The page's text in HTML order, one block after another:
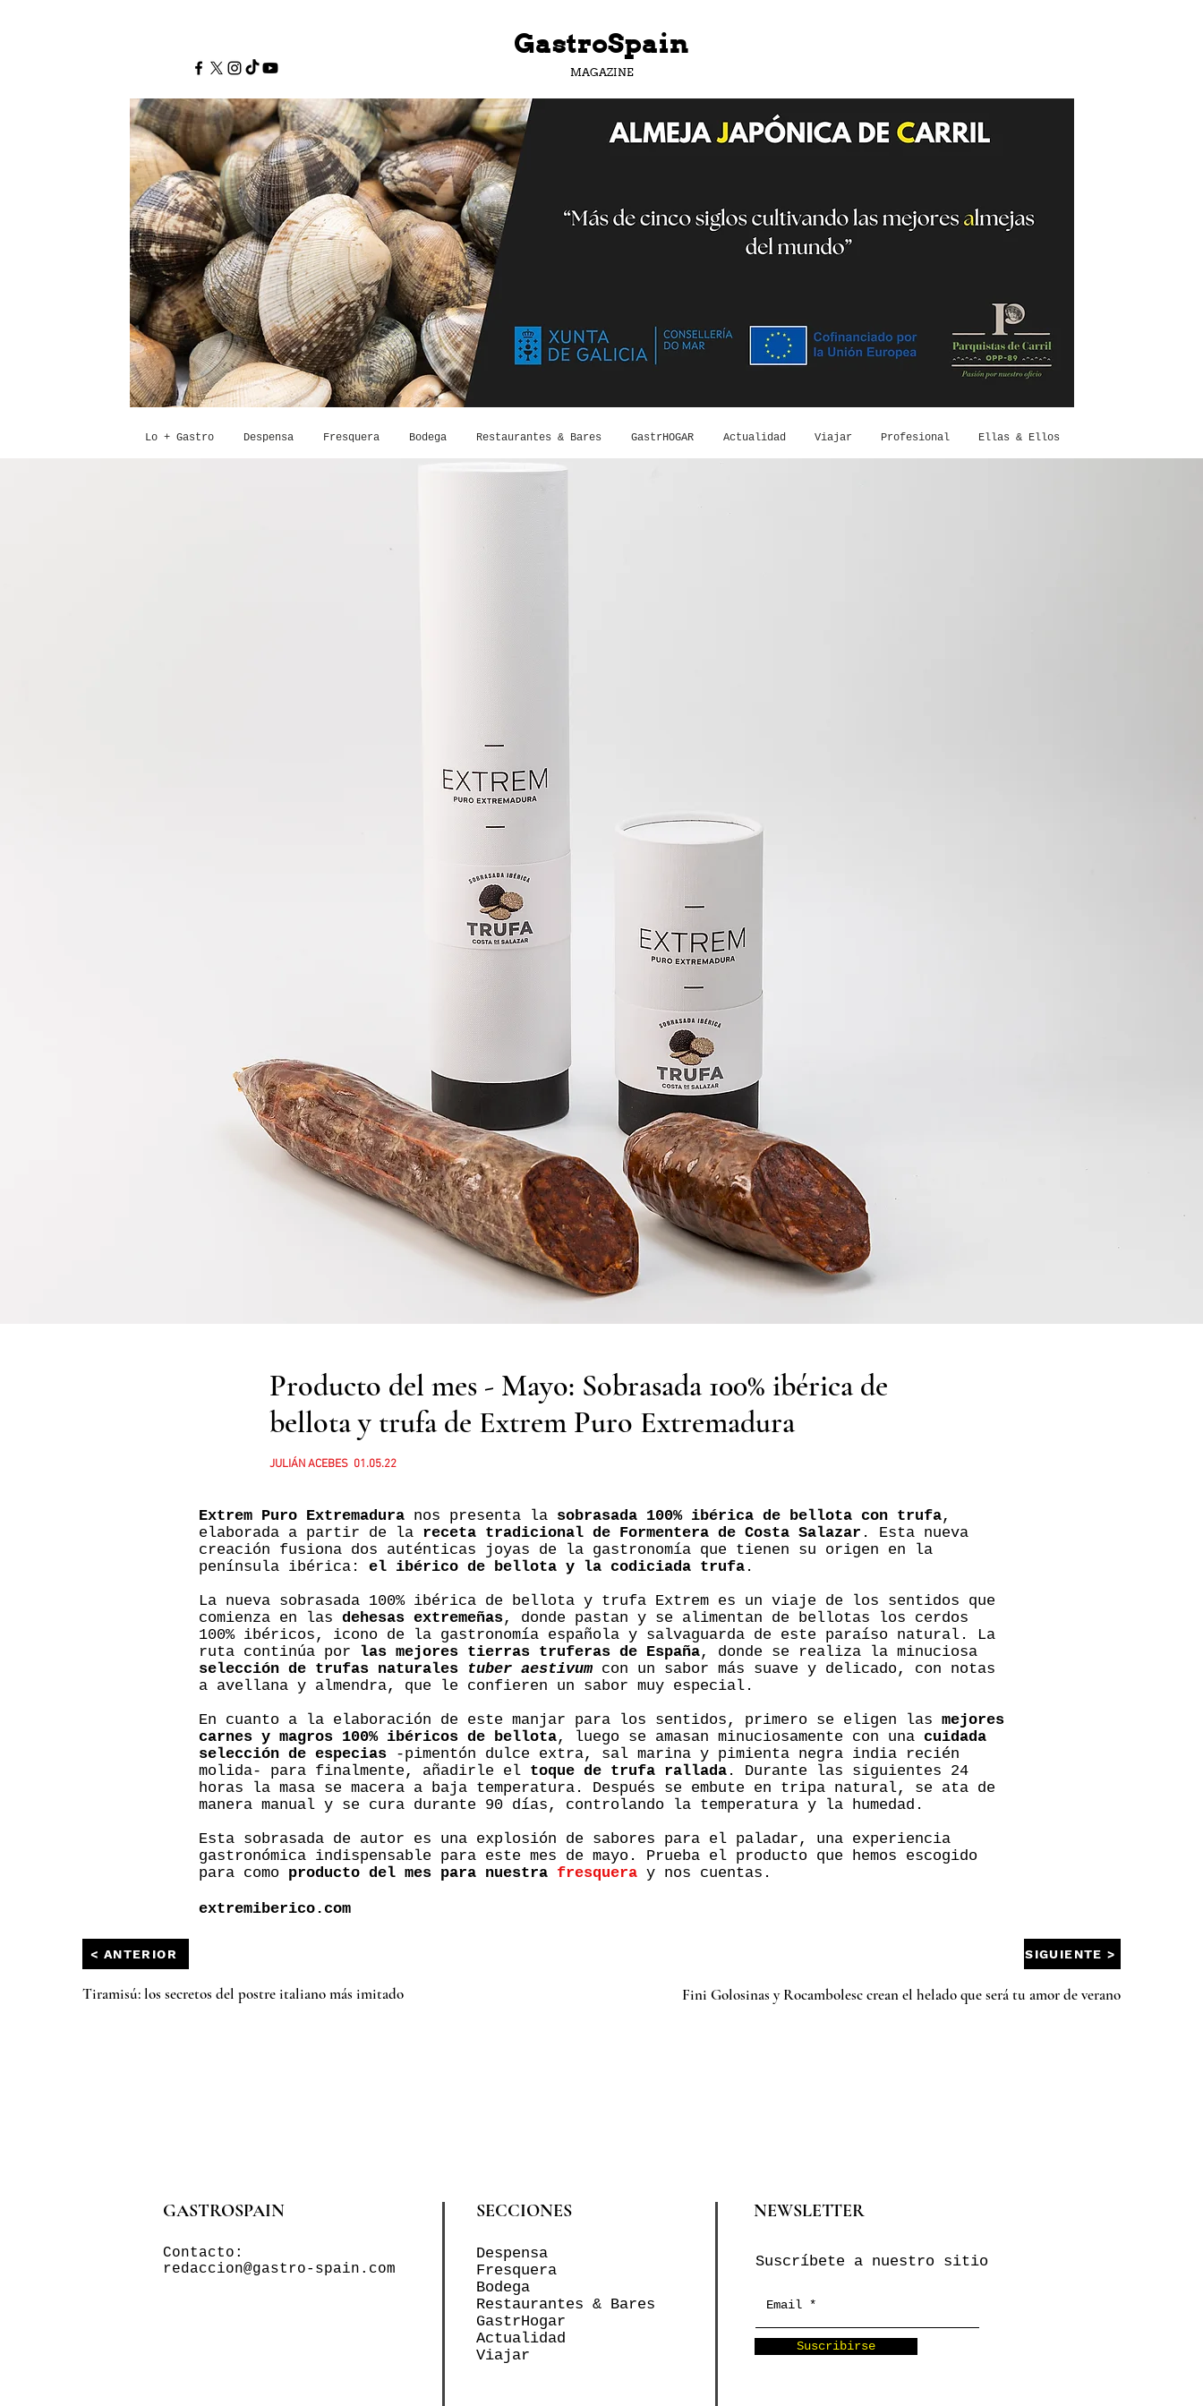
GastroSpain
MAGAZINE
Lo + Gastro Despensa Fresquera Bodega Restaurantes & Bares GastrHOGAR Actualidad Viajar Profesional Ellas & Ellos
Producto del mes - Mayo: Sobrasada 100% ibérica de
bellota y trufa de Extrem Puro Extremadura
JULIÁN ACEBES 01.05.22
Extrem Puro Extremadura nos presenta la sobrasada 100% ibérica de bellota con trufa,
elaborada a partir de la receta tradicional de Formentera de Costa Salazar . Esta nueva
creación fusiona dos auténticas joyas de la gastronomía que tienen su origen en la
península ibérica: el ibérico de bellota y la codiciada trufa .
La nueva sobrasada 100% ibérica de bellota y trufa Extrem es un viaje de los sentidos que
comienza en las dehesas extremeñas, donde pastan y se alimentan de bellotas los cerdos
100% ibéricos, icono de la gastronomía española y salvaguarda de este paraíso natural. La
ruta continúa por las mejores tierras truferas de España, donde se realiza la minuciosa
selección de trufas naturales
tuber aestivum con un sabor más suave y delicado, con notas
a avellana y almendra, que le confieren un sabor muy especial.
En cuanto a la elaboración de este manjar para los sentidos, primero se eligen las mejores
carnes y magros 100% ibéricos de bellota, luego se amasan minuciosamente con una cuidada
selección de especias -pimentón dulce extra, sal marina y pimienta negra india recién
molida- para finalmente, añadirle el toque de trufa rallada . Durante las siguientes 24
horas la masa se macera a baja temperatura. Después se embute en tripa natural, se ata de
manera manual y se cura durante 90 días, controlando la temperatura y la humedad.
Esta sobrasada de autor es una explosión de sabores para el paladar, una experiencia
gastronómica indispensable para este mes de mayo. Prueba el producto que hemos escogido
para como producto del mes para nuestra fresquera y nos cuentas.
extremiberico.com
< ANTERIOR
Tiramisú: los secretos del postre italiano más imitado
SIGUIENTE >
Fini Golosinas y Rocambolesc crean el helado que será tu amor de verano
GASTROSPAIN
Contacto:
redaccion@gastro-spain.com
SECCIONES
Despensa
Fresquera
Bodega
Restaurantes & Bares
GastrHogar
Actualidad
Viajar
NEWSLETTER
Suscríbete a nuestro sitio
Suscribirse